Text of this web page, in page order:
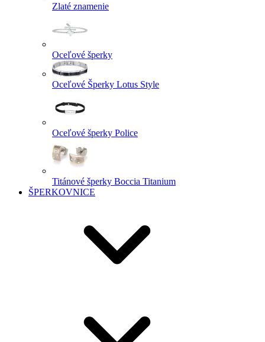
Zlaté znamenie
Oceľové šperky
Oceľové Šperky Lotus Style
Oceľové šperky Police
Titánové šperky Boccia Titanium
ŠPERKOVNICE